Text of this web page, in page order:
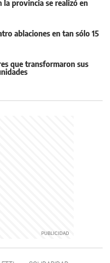
la provincia se realizó en
ablaciones en tan sólo 15
que transformaron sus